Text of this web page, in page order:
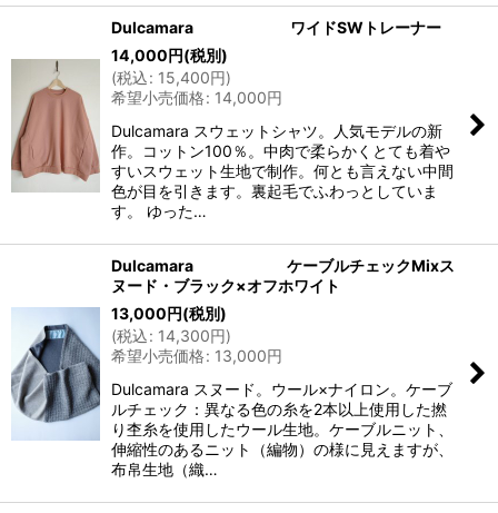
Dulcamara ワイドSWトレーナー
14,000円(税別)
(税込: 15,400円)
希望小売価格: 14,000円
Dulcamara スウェットシャツ。人気モデルの新
作。コットン100％。中肉で柔らかくとても着や
すいスウェット生地で制作。何とも言えない中間
色が目を引きます。裏起毛でふわっとしていま
す。 ゆった…
Dulcamara ケーブルチェックMixス
ヌード・ブラック×オフホワイト
13,000円(税別)
(税込: 14,300円)
希望小売価格: 13,000円
Dulcamara スヌード。ウール×ナイロン。ケーブ
ルチェック：異なる色の糸を2本以上使用した撚
り杢糸を使用したウール生地。ケーブルニット、
伸縮性のあるニット（編物）の様に見えますが、
布帛生地（織…